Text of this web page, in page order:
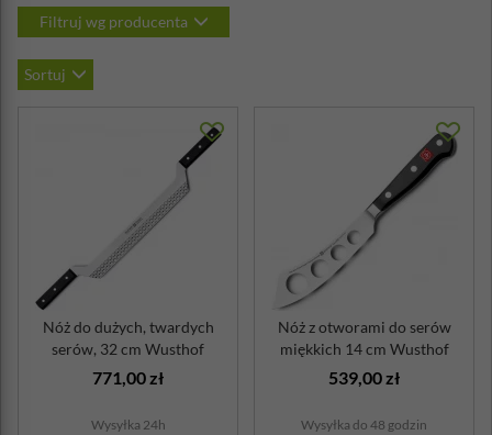
romantycznej kolacji użyj specjalnej deski, które będzie
doskonałym uzupełnieniem.
Filtruj wg producenta
Sortuj
Nóż do dużych, twardych
serów, 32 cm Wusthof
771,00 zł
Wysyłka 24h
Nóż z otworami do serów
miękkich 14 cm Wusthof
Classic
539,00 zł
Wysyłka do 48 godzin